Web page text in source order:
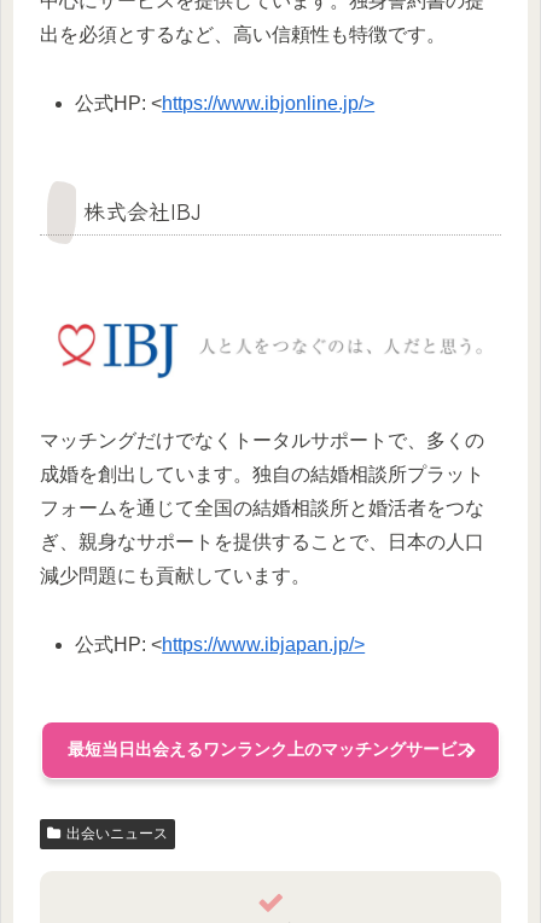
出を必須とするなど、高い信頼性も特徴です。
公式HP: <https://www.ibjonline.jp/>
株式会社IBJ
マッチングだけでなくトータルサポートで、多くの
成婚を創出しています。独自の結婚相談所プラット
フォームを通じて全国の結婚相談所と婚活者をつな
ぎ、親身なサポートを提供することで、日本の人口
減少問題にも貢献しています。
公式HP: <https://www.ibjapan.jp/>
最短当日出会えるワンランク上のマッチングサービス
出会いニュース